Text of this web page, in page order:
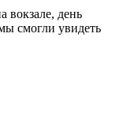
вокзале, день
смогли увидеть